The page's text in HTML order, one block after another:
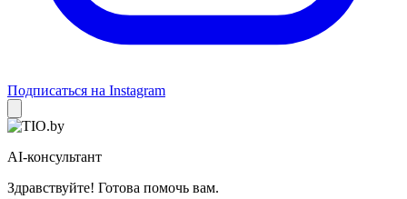
Подписаться на Instagram
AI-консультант
Здравствуйте! Готова помочь вам.